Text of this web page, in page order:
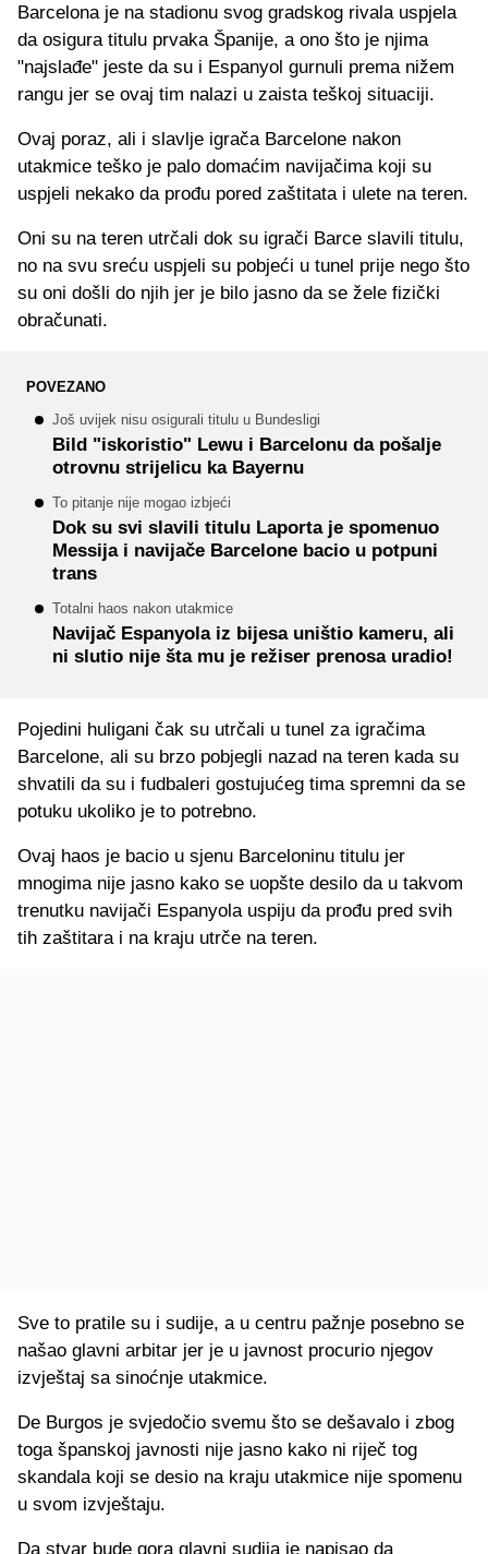
Barcelona je na stadionu svog gradskog rivala uspjela
da osigura titulu prvaka Španije, a ono što je njima
"najslađe" jeste da su i Espanyol gurnuli prema nižem
rangu jer se ovaj tim nalazi u zaista teškoj situaciji.
Ovaj poraz, ali i slavlje igrača Barcelone nakon
utakmice teško je palo domaćim navijačima koji su
uspjeli nekako da prođu pored zaštitata i ulete na teren.
Oni su na teren utrčali dok su igrači Barce slavili titulu,
no na svu sreću uspjeli su pobjeći u tunel prije nego što
su oni došli do njih jer je bilo jasno da se žele fizički
obračunati.
POVEZANO
Još uvijek nisu osigurali titulu u Bundesligi
Bild "iskoristio" Lewu i Barcelonu da pošalje
otrovnu strijelicu ka Bayernu
To pitanje nije mogao izbjeći
Dok su svi slavili titulu Laporta je spomenuo
Messija i navijače Barcelone bacio u potpuni
trans
Totalni haos nakon utakmice
Navijač Espanyola iz bijesa uništio kameru, ali
ni slutio nije šta mu je režiser prenosa uradio!
Pojedini huligani čak su utrčali u tunel za igračima
Barcelone, ali su brzo pobjegli nazad na teren kada su
shvatili da su i fudbaleri gostujućeg tima spremni da se
potuku ukoliko je to potrebno.
Ovaj haos je bacio u sjenu Barceloninu titulu jer
mnogima nije jasno kako se uopšte desilo da u takvom
trenutku navijači Espanyola uspiju da prođu pred svih
tih zaštitara i na kraju utrče na teren.
Sve to pratile su i sudije, a u centru pažnje posebno se
našao glavni arbitar jer je u javnost procurio njegov
izvještaj sa sinoćnje utakmice.
De Burgos je svjedočio svemu što se dešavalo i zbog
toga španskoj javnosti nije jasno kako ni riječ tog
skandala koji se desio na kraju utakmice nije spomenu
u svom izvještaju.
Da stvar bude gora glavni sudija je napisao da